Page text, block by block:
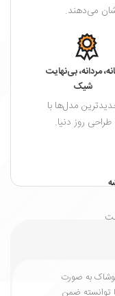
می‌دهند.
مردانه، بی‌نهایت
شیک
مدل‌ها با
طراحی روز دنیا.
به ‌صورت
سال‌ها توانسته ضمن